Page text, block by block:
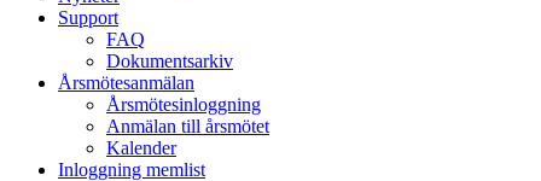
Support
FAQ
Dokumentsarkiv
Årsmötesanmälan
Årsmötesinloggning
Anmälan till årsmötet
Kalender
Inloggning memlist